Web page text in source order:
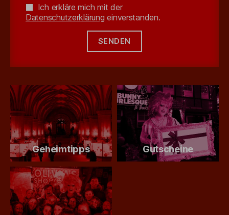
Ich erkläre mich mit der
Datenschutzerklärung einverstanden.
Geheimtipps Gutscheine